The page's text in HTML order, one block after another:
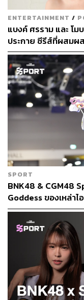
คำว่าKiss Meมันจะ
พิม:เนื้อเพลงเดิมมัน
เปรียบเทียบผู้ชายกับ
ความทันสมัยมากขึ้น
ก็ได้ประโยคหลักของ
สัมผัสถึงกลิ่นอายค
ไหม?
พั้นซ์:คือหลังจากที่ฟั
เลย คือดนตรีขึ้นมาแ
ฉบับของ JYP แล้วก็มี
และ CGM48 เข้าไป
ENTERTAINMENT /
แบงค์ ศรราม และ โ
ประกาย ซีรีส์ที่ผสมผ
SPORT
BNK48 & CGM48
Goddess ของเหล่าไ